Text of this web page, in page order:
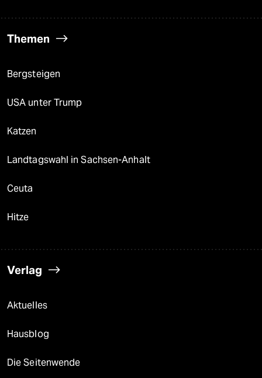
Themen
Bergsteigen
USA unter Trump
Katzen
Landtagswahl in Sachsen-Anhalt
Ceuta
Hitze
Verlag
Aktuelles
Hausblog
Die Seitenwende